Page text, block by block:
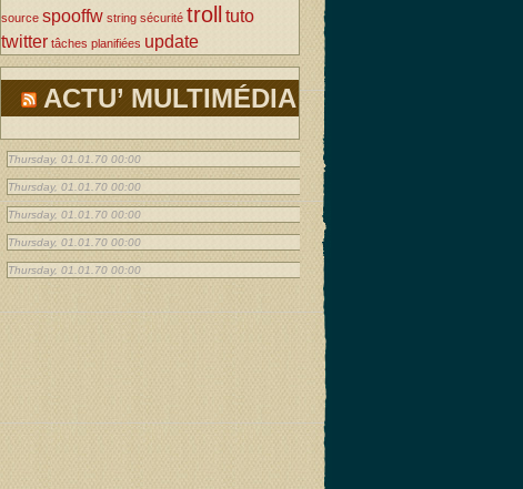
source spooffw string sécurité trolltuto
twitter tâches planifiées update
ACTU’ MULTIMÉDIA
Thursday, 01.01.70 00:00
Thursday, 01.01.70 00:00
Thursday, 01.01.70 00:00
Thursday, 01.01.70 00:00
Thursday, 01.01.70 00:00